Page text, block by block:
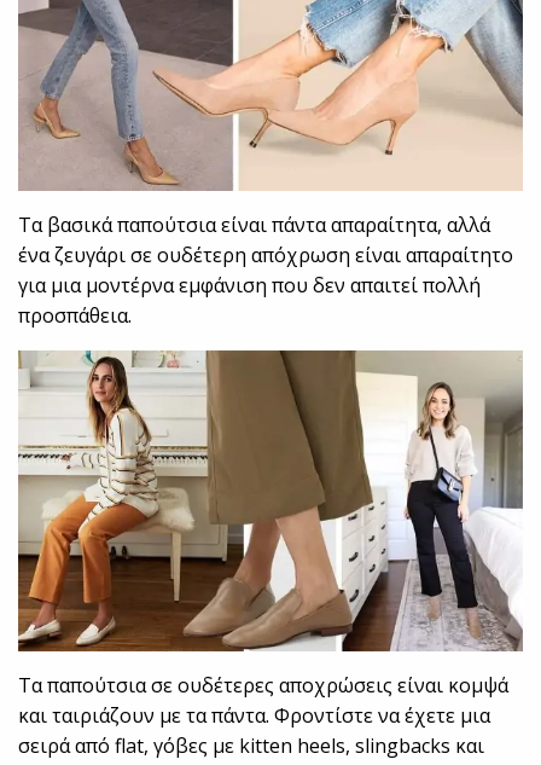
Τα βασικά παπούτσια είναι πάντα απαραίτητα, αλλά
ένα ζευγάρι σε ουδέτερη απόχρωση είναι απαραίτητο
για μια μοντέρνα εμφάνιση που δεν απαιτεί πολλή
προσπάθεια.
Τα παπούτσια σε ουδέτερες αποχρώσεις είναι κομψά
και ταιριάζουν με τα πάντα. Φροντίστε να έχετε μια
σειρά από flat, γόβες με kitten heels, slingbacks και